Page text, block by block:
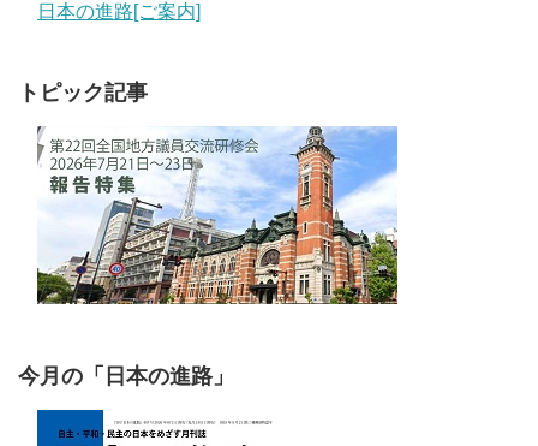
日本の進路[ご案内]
トピック記事
今月の「日本の進路」